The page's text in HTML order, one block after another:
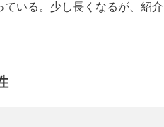
いる。少し長くなるが、紹介